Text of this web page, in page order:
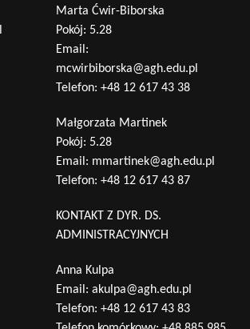
Marta Ćwir-Biborska
Pokój: 5.28
Email:
mcwirbiborska@agh.edu.pl
Telefon: +48 12 617 43 38
Małgorzata Martinek
Pokój: 5.28
Email: mmartinek@agh.edu.pl
Telefon: +48 12 617 43 87
KONTAKT Z DYR. DS.
ADMINISTRACYJNYCH
Anna Kulpa
Email: akulpa@agh.edu.pl
Telefon: +48 12 617 43 83